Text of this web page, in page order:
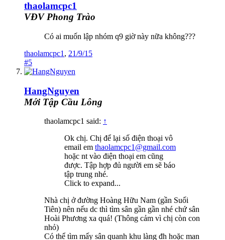
thaolamcpc1
VĐV Phong Trào
Có ai muốn lập nhóm q9 giờ này nữa không???
thaolamcpc1 , 21/9/15
#5
HangNguyen
Mới Tập Cầu Lông
thaolamcpc1 said: ↑
Ok chị. Chị để lại số điện thoại vô
email em thaolamcpc1@gmail.com
hoặc nt vào điện thoại em cũng
được. Tập hợp đủ người em sẽ báo
tập trung nhé.
Click to expand...
Nhà chị ở đường Hoàng Hữu Nam (gần Suối
Tiên) nên nếu dc thì tìm sân gần gần nhé chứ sân
Hoài Phương xa quá! (Thông cảm vì chị còn con
nhỏ)
Có thể tìm mấy sân quanh khu làng đh hoặc man